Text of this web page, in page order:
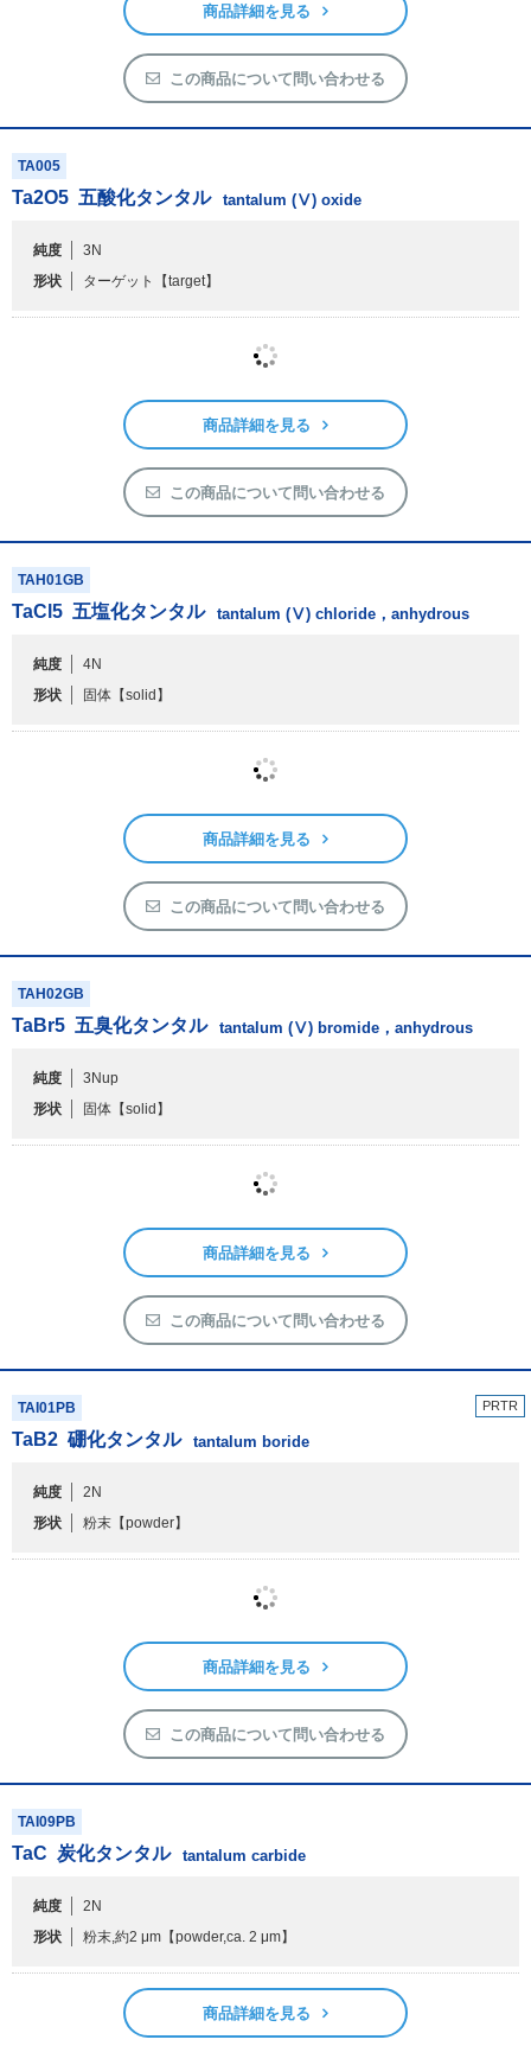
商品詳細を見る
この商品について問い合わせる
TA005
Ta2O5 五酸化タンタル tantalum (Ⅴ) oxide
純度
3N
形状
ターゲット 【target】
商品詳細を見る
この商品について問い合わせる
TAH01GB
TaCl 5 五塩化タンタル tantalum (Ⅴ) chloride，anhydrous
純度
4N
形状
固体 【solid】
商品詳細を見る
この商品について問い合わせる
TAH02GB
TaBr5 五臭化タンタル tantalum (Ⅴ) bromide，anhydrous
純度
3Nup
形状
固体 【solid】
商品詳細を見る
この商品について問い合わせる
PRTR
TAI01PB
TaB2 硼化タンタル tantalum boride
純度
2N
形状
粉末 【powder】
商品詳細を見る
この商品について問い合わせる
TAI09PB
TaC 炭化タンタル tantalum carbide
純度
2N
形状
粉末,約2 μm 【powder,ca. 2 μm】
商品詳細を見る